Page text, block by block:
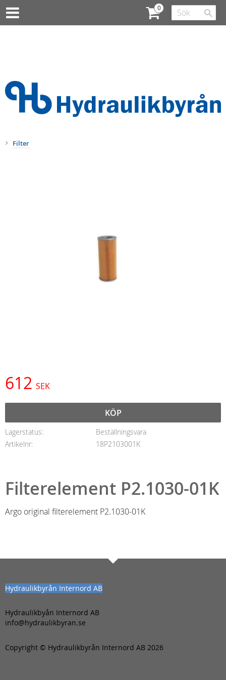
Filter
612 SEK
KÖP
Lagerstatus
Beställningsvara
Artikelnr
18P2103001K
Filterelement P2.1030-01K
Argo original filterelement P2.1030-01K
Hydraulikbyrån Internord AB
Hydraulikbyån Internord AB
info@hydraulikbyran.se
Copyright © Hydraulikbyrån Internord AB 2026